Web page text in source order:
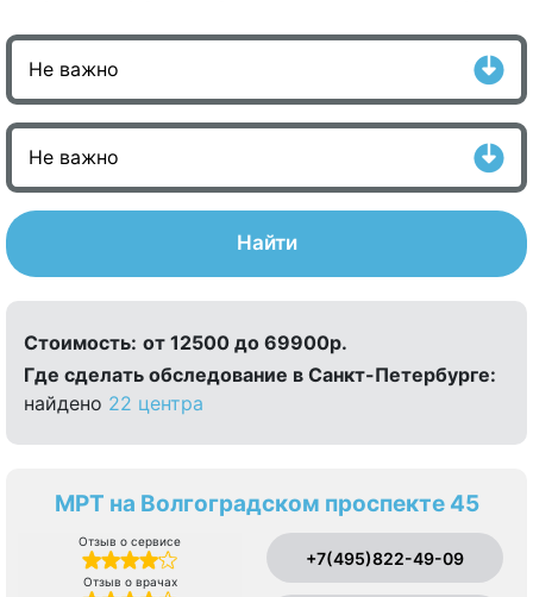
Найти
Стоимость: от 12500 до 69900р.
Где сделать обследование в Санкт-Петербурге:
найдено 22 центра
МРТ на Волгоградском проспекте 45
Отзыв о сервисе
Отзыв о врачах
+7(495)822-49-09